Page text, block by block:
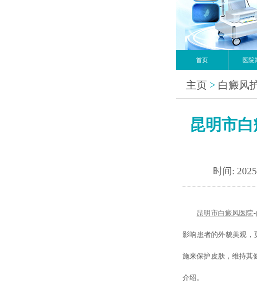
首页 医院
主页 > 白癜风
昆明市
时间:
昆明市白癜风医院-
影响患者的外貌美观，
施来保护皮肤，维持其
介绍。